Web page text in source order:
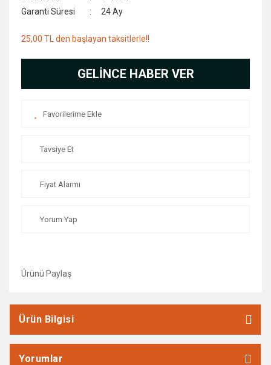
Garanti Süresi
24 Ay
25,00 TL den başlayan taksitlerle!!
GELİNCE HABER VER
Tavsiye Et
Fiyat Alarmı
Yorum Yap
Ürünü Paylaş
Ürün Bilgisi
Yorumlar